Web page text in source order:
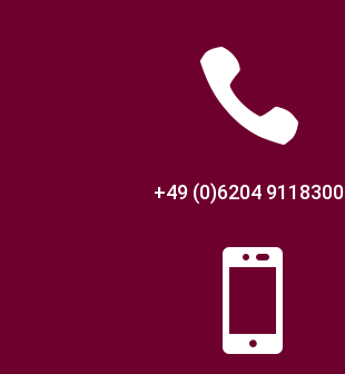

+49 (0)6204 9118300
